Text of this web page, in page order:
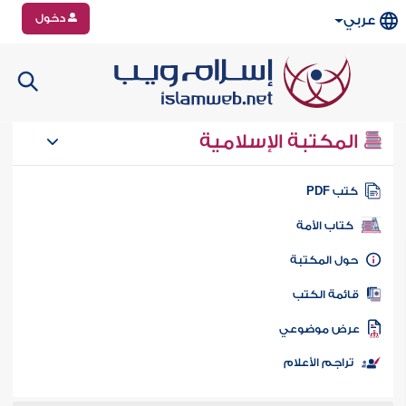
عربي دخول
المكتبة الإسلامية
كتب PDF
كتاب الأمة
المكتبة
الكتب
موضوعي